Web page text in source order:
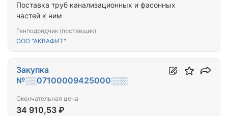
Поставка труб канализационных и фасонных
частей к ним
Генподрядчик (поставщик)
ООО "АКВАФИТ"
Закупка
№░░07100009425000░░░
Окончательная цена
34 910,53 ₽